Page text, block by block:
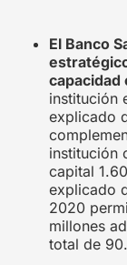
El Banco
capacidad
institución
explicado
institución
capital
explicado
2020
millones
total de